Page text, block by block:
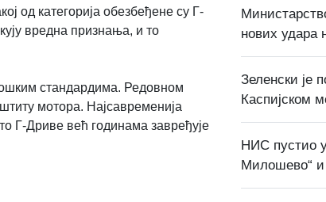
од категорија обезбеђене су Г-
вредна признања, и то
стандардима. Редовном
мотора. Најсавременија
Г-Дриве већ годинама завређује
нових удара
Зеленски је
Каспијском
НИС пустио у
Милошево“ и